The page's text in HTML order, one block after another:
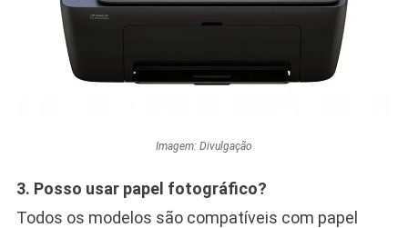
Imagem: Divulgação
3. Posso usar papel fotográfico?
Todos os modelos são compatíveis com papel